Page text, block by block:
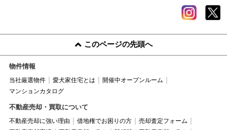
このページの先頭へ
物件情報
当社厳選物件 愛犬家住宅とは
開催中オープンルーム
マンションカタログ
不動産売却・買取について
不動産売却に強い理由 借地権でお困りの方
売却査定フォーム